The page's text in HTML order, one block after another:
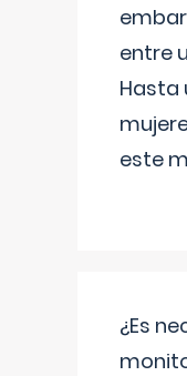
entre
Hasta
este
¿Es